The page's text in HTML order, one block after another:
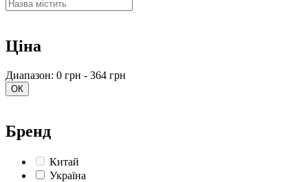
Ціна
Диапазон: 0 грн - 364 грн
ОК
Бренд
Китай
Україна